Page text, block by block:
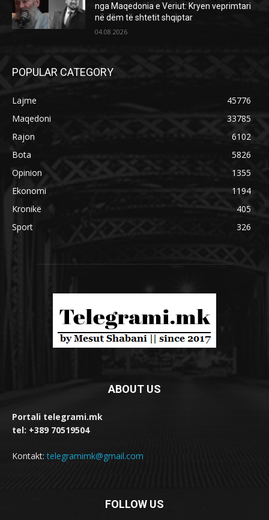
nga Maqedonia e Veriut: Kryen veprimtari
në dëm të shtetit shqiptar
04.08.2026
POPULAR CATEGORY
Lajme
45776
Maqedoni
33785
Rajon
6102
Bota
5826
Opinion
1355
Ekonomi
1194
Kronikë
405
Sport
326
ABOUT US
Portali telegrami.mk
tel: +389 70519504
Kontakt:telegramimk@gmail.com
FOLLOW US